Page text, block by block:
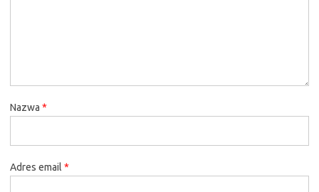
Nazwa *
Adres email *